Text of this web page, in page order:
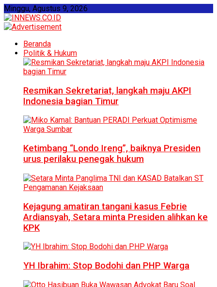
Minggu, Agustus 9, 2026
Beranda
Politik & Hukum
Resmikan Sekretariat, langkah maju AKPI
Indonesia bagian Timur
Ketimbang “Londo Ireng”, baiknya Presiden
urus perilaku penegak hukum
Kejagung amatiran tangani kasus Febrie
Ardiansyah, Setara minta Presiden alihkan ke
KPK
YH Ibrahim: Stop Bodohi dan PHP Warga